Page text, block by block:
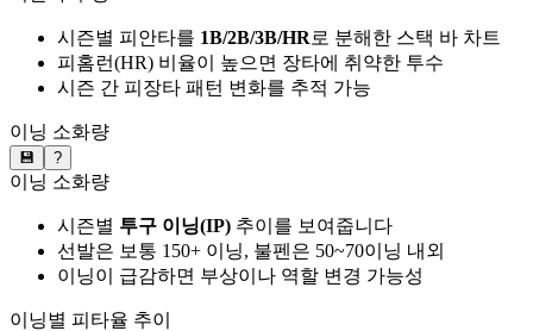
시즌별 피안타를 1B/2B/3B/HR로 분해한 스택 바 차트
피홈런(HR) 비율이 높으면 장타에 취약한 투수
시즌 간 피장타 패턴 변화를 추적 가능
이닝 소화량
💾 ?
이닝 소화량
시즌별 투구 이닝(IP) 추이를 보여줍니다
선발은 보통 150+ 이닝, 불펜은 50~70이닝 내외
이닝이 급감하면 부상이나 역할 변경 가능성
이닝별 피타율 추이